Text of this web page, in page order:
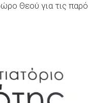
Θεού για τις